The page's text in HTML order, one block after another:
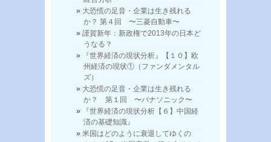
大恐慌の足音・企業は生き残れる
か？ 第４回 〜三菱自動車〜
謹賀新年：新政権で2013年の日本ど
うなる？
『世界経済の現状分析』【１０】欧
州経済の現状①（ファンダメンタル
ズ）
大恐慌の足音・企業は生き残れる
か？ 第１回 〜パナソニック〜
『世界経済の現状分析【６】中国経
済の基礎知識』
米国はどのように衰退してゆくの